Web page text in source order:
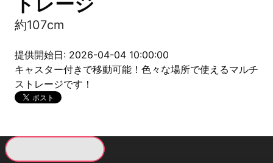
約107cm
提供開始日: 2026-04-04 10:00:00
キャスター付きで移動可能！色々な場所で使えるマルチ
ストレージです！